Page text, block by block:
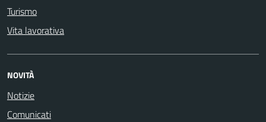
Turismo
Vita lavorativa
NOVITÀ
Notizie
Comunicati